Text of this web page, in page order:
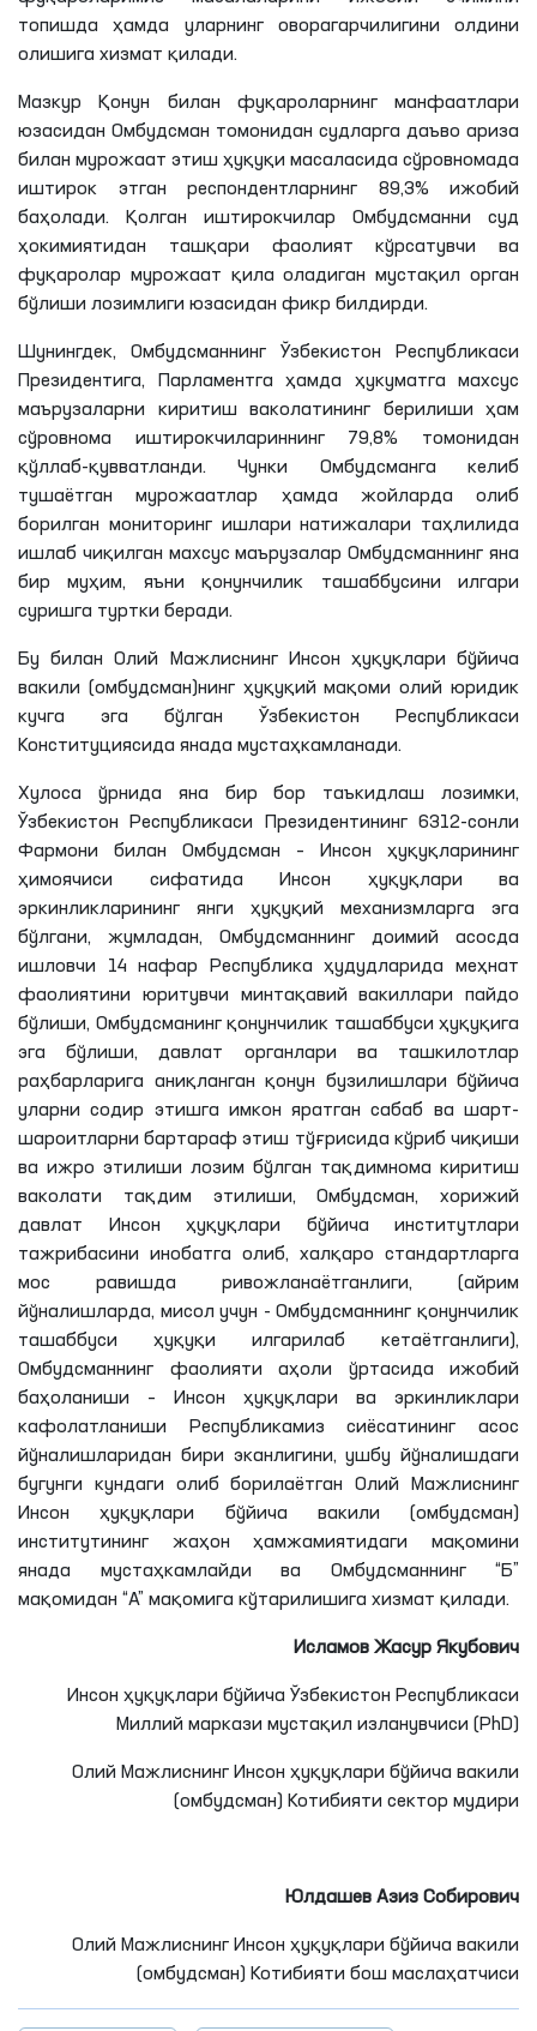
топишда ҳамда уларнинг оворагарчилигини олдини
олишига хизмат қилади.
Мазкур Қонун билан фуқароларнинг манфаатлари
юзасидан Омбудсман томонидан судларга даъво ариза
билан мурожаат этиш ҳуқуқи масаласида сўровномада
иштирок этган респондентларнинг 89,3% ижобий
баҳолади. Қолган иштирокчилар Омбудсманни суд
ҳокимиятидан ташқари фаолият кўрсатувчи ва
фуқаролар мурожаат қила оладиган мустақил орган
бўлиши лозимлиги юзасидан фикр билдирди.
Шунингдек, Омбудсманнинг Ўзбекистон Республикаси
Президентига, Парламентга ҳамда ҳукуматга махсус
маърузаларни киритиш ваколатининг берилиши ҳам
сўровнома иштирокчилариннинг 79,8% томонидан
қўллаб-қувватланди. Чунки Омбудсманга келиб
тушаётган мурожаатлар ҳамда жойларда олиб
борилган мониторинг ишлари натижалари таҳлилида
ишлаб чиқилган махсус маърузалар Омбудсманнинг яна
бир муҳим, яъни қонунчилик ташаббусини илгари
суришга туртки беради.
Бу билан Олий Мажлиснинг Инсон ҳуқуқлари бўйича
вакили (омбудсман)нинг ҳуқуқий мақоми олий юридик
кучга эга бўлган Ўзбекистон Республикаси
Конституциясида янада мустаҳкамланади.
Хулоса ўрнида яна бир бор таъкидлаш лозимки,
Ўзбекистон Республикаси Президентининг 6312-сонли
Фармони билан Омбудсман – Инсон ҳуқуқларининг
ҳимоячиси сифатида Инсон ҳуқуқлари ва
эркинликларининг янги ҳуқуқий механизмларга эга
бўлгани, жумладан, Омбудсманнинг доимий асосда
ишловчи 14 нафар Республика ҳудудларида меҳнат
фаолиятини юритувчи минтақавий вакиллари пайдо
бўлиши, Омбудсманинг қонунчилик ташаббуси ҳуқуқига
эга бўлиши, давлат органлари ва ташкилотлар
раҳбарларига аниқланган қонун бузилишлари бўйича
уларни содир этишга имкон яратган сабаб ва шарт-
шароитларни бартараф этиш тўғрисида кўриб чиқиши
ва ижро этилиши лозим бўлган тақдимнома киритиш
ваколати тақдим этилиши, Омбудсман, хорижий
давлат Инсон ҳуқуқлари бўйича институтлари
тажрибасини инобатга олиб, халқаро стандартларга
мос равишда ривожланаётганлиги, (айрим
йўналишларда, мисол учун - Омбудсманнинг қонунчилик
ташаббуси ҳуқуқи илгарилаб кетаётганлиги),
Омбудсманнинг фаолияти аҳоли ўртасида ижобий
баҳоланиши – Инсон ҳуқуқлари ва эркинликлари
кафолатланиши Республикамиз сиёсатининг асос
йўналишларидан бири эканлигини, ушбу йўналишдаги
бугунги кундаги олиб борилаётган Олий Мажлиснинг
Инсон ҳуқуқлари бўйича вакили (омбудсман)
институтининг жаҳон ҳамжамиятидаги мақомини
янада мустаҳкамлайди ва Омбудсманнинг “Б”
мақомидан “А” мақомига кўтарилишига хизмат қилади.
Исламов Жасур Якубович
Инсон ҳуқуқлари бўйича Ўзбекистон Республикаси
Миллий маркази мустақил изланувчиси (PhD)
Олий Мажлиснинг Инсон ҳуқуқлари бўйича вакили
(омбудсман) Котибияти сектор мудири
Юлдашев Азиз Собирович
Олий Мажлиснинг Инсон ҳуқуқлари бўйича вакили
(омбудсман) Котибияти бош маслаҳатчиси